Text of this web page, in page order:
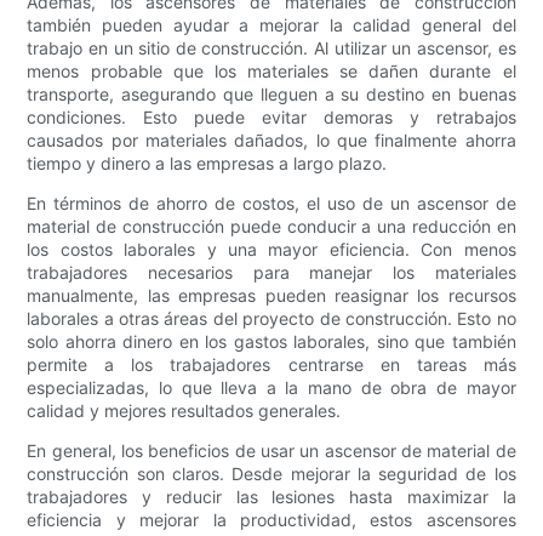
también pueden ayudar a mejorar la calidad general del
trabajo en un sitio de construcción. Al utilizar un ascensor, es
menos probable que los materiales se dañen durante el
transporte, asegurando que lleguen a su destino en buenas
condiciones. Esto puede evitar demoras y retrabajos
causados ​​por materiales dañados, lo que finalmente ahorra
tiempo y dinero a las empresas a largo plazo.
En términos de ahorro de costos, el uso de un ascensor de
material de construcción puede conducir a una reducción en
los costos laborales y una mayor eficiencia. Con menos
trabajadores necesarios para manejar los materiales
manualmente, las empresas pueden reasignar los recursos
laborales a otras áreas del proyecto de construcción. Esto no
solo ahorra dinero en los gastos laborales, sino que también
permite a los trabajadores centrarse en tareas más
especializadas, lo que lleva a la mano de obra de mayor
calidad y mejores resultados generales.
En general, los beneficios de usar un ascensor de material de
construcción son claros. Desde mejorar la seguridad de los
trabajadores y reducir las lesiones hasta maximizar la
eficiencia y mejorar la productividad, estos ascensores